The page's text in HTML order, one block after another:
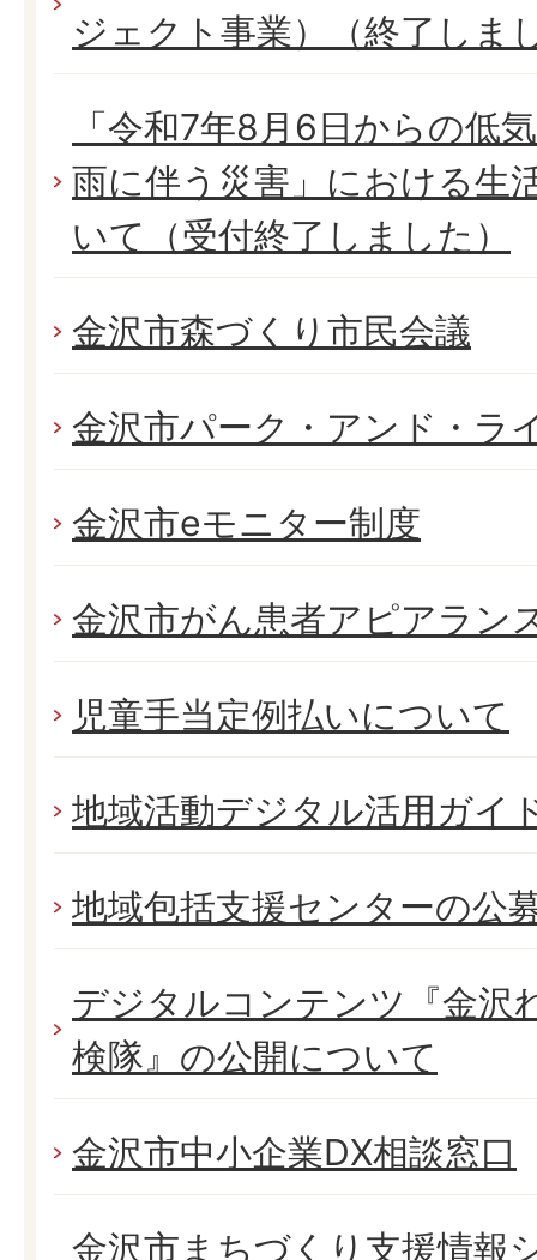
ジェクト事業）（終了しま
「令和7年8月6日からの低
雨に伴う災害」における生
いて（受付終了しました）
金沢市森づくり市民会議
金沢市パーク・アンド・ラ
金沢市eモニター制度
金沢市がん患者アピアラン
児童手当定例払いについて
地域活動デジタル活用ガイ
地域包括支援センターの公
デジタルコンテンツ『金沢
検隊』の公開について
金沢市中小企業DX相談窓口
金沢市まちづくり支援情報